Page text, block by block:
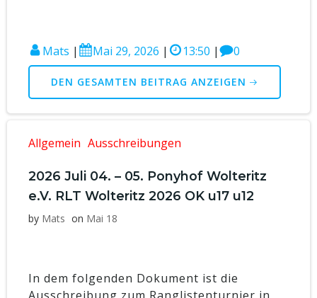
Mats | Mai 29, 2026 | 13:50 | 0
DEN GESAMTEN BEITRAG ANZEIGEN
Allgemein Ausschreibungen
2026 Juli 04. – 05. Ponyhof Wolteritz
e.V. RLT Wolteritz 2026 OK u17 u12
by Mats on Mai 18
In dem folgenden Dokument ist die
Ausschreibung zum Ranglistenturnier in